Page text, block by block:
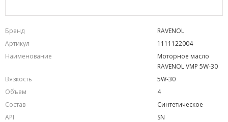
Бренд
RAVENOL
Артикул
1111122004
Наименование
Моторное масло
RAVENOL VMP 5W-30
Вязкость
5W-30
Объем
4
Состав
Синтетическое
API
SN